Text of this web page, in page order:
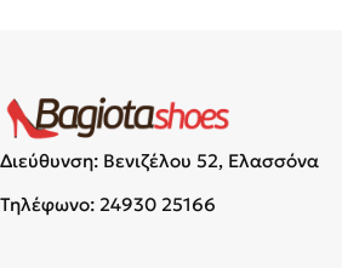
Διεύθυνση: Βενιζέλου 52, Ελασσόνα
Τηλέφωνο: 24930 25166